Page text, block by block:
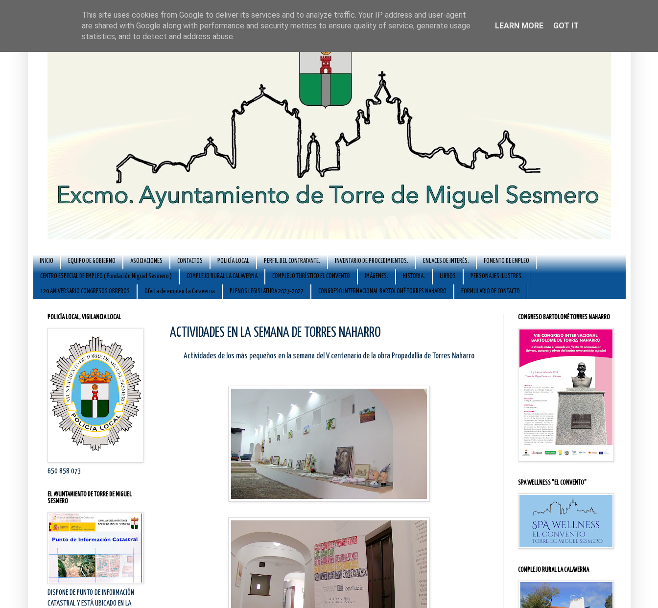
INICIO EQUIPO DE GOBIERNO ASOCIACIONES CONTACTOS POLICÍA LOCAL PERFIL DEL CONTRATANTE. INVENTARIO DE PROCEDIMIENTOS. ENLACES DE INTERÉS. FOMENTO DE EMPLEO
CENTRO ESPECIAL DE EMPLEO ( Fundación Miguel Sesmero ) COMPLEJO RURAL LA CALAVERNA COMPLEJO TURÍSTICO EL CONVENTO IMÁGENES. HISTORIA. LIBROS PERSONAJES ILUSTRES.
120 ANIVERSARIO CONGRESOS OBREROS Oferta de empleo La Calaverna PLENOS LEGISLATURA 2023-2027 CONGRESO INTERNACIONAL BARTOLOMÉ TORRES NAHARRO FORMULARIO DE CONTACTO
ACTIVIDADES EN LA SEMANA DE TORRES NAHARRO
Actividades de los más pequeños en la semana del V centenario de la obra Propadallia de Torres Naharro
POLICÍA LOCAL, VIGILANCIA LOCAL
650 858 073
EL AYUNTAMIENTO DE TORRE DE MIGUEL
SESMERO
DISPONE DE PUNTO DE INFORMACIÓN
CATASTRAL Y ESTÁ UBICADO EN LA
CONGRESO BARTOLOMÉ TORRES NAHARRO
SPA WELLNESS "EL CONVENTO"
COMPLEJO RURAL LA CALAVERNA
This site uses cookies from Google to deliver its services and to analyze traffic. Your IP address and user-agent
are shared with Google along with performance and security metrics to ensure quality of service, generate usage
statistics, and to detect and address abuse.
LEARN MORE GOT IT